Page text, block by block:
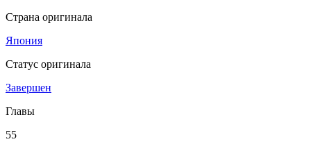
Страна оригинала
Япония
Статус оригинала
Завершен
Главы
55